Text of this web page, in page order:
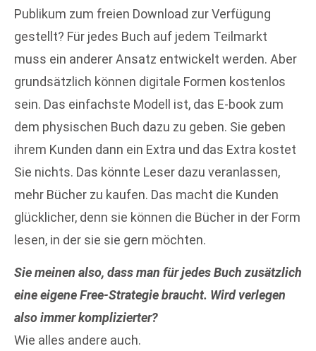
Publikum zum freien Download zur Verfügung
gestellt? Für jedes Buch auf jedem Teilmarkt
muss ein anderer Ansatz entwickelt werden. Aber
grundsätzlich können digitale Formen kostenlos
sein. Das einfachste Modell ist, das E-book zum
dem physischen Buch dazu zu geben. Sie geben
ihrem Kunden dann ein Extra und das Extra kostet
Sie nichts. Das könnte Leser dazu veranlassen,
mehr Bücher zu kaufen. Das macht die Kunden
glücklicher, denn sie können die Bücher in der Form
lesen, in der sie sie gern möchten.
Sie meinen also, dass man für jedes Buch zusätzlich
eine eigene Free-Strategie braucht. Wird verlegen
also immer komplizierter?
Wie alles andere auch.